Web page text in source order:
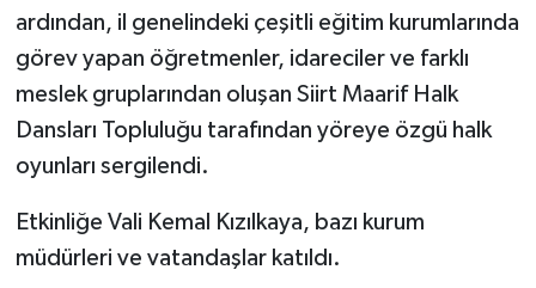
ardından, il genelindeki çeşitli eğitim kurumlarında
görev yapan öğretmenler, idareciler ve farklı
meslek gruplarından oluşan Siirt Maarif Halk
Dansları Topluluğu tarafından yöreye özgü halk
oyunları sergilendi.
Etkinliğe Vali Kemal Kızılkaya, bazı kurum
müdürleri ve vatandaşlar katıldı.